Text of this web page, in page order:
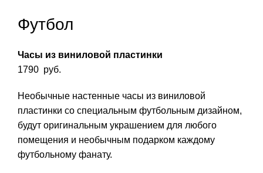
Футбол
Часы из виниловой пластинки
1790 руб.
Необычные настенные часы из виниловой
пластинки со специальным футбольным дизайном,
будут оригинальным украшением для любого
помещения и необычным подарком каждому
футбольному фанату.